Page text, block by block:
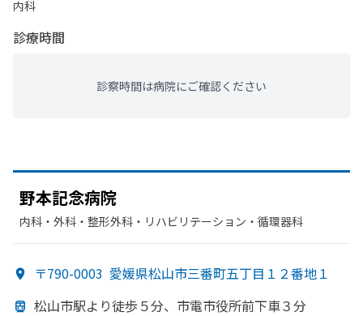
内科
診療時間
診察時間は病院にご確認ください
野本記念病院
内科・​外科・​整形外科・​リハビリテーション・​循環器科
〒790-0003 愛媛県松山市三番町五丁目１２番地１
松山市駅より徒歩５分、 市電市役所前下車３分